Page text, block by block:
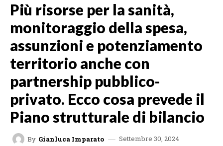
Più risorse per la sanità,
monitoraggio della spesa,
assunzioni e potenziamento
territorio anche con
partnership pubblico-
privato. Ecco cosa prevede il
Piano strutturale di bilancio
By Gianluca Imparato Settembre 30, 2024